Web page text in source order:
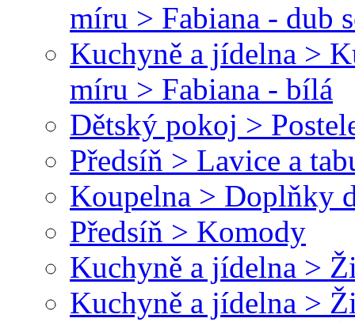
míru > Fabiana - dub
Kuchyně a jídelna >
míru > Fabiana - bílá
Dětský pokoj >
Předsíň > Lavice a
Koupelna > Doplňky
Předsíň > Komody
Kuchyně a jídelna >
Kuchyně a jídelna >